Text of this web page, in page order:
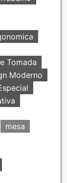
Tomada
Moderno
mesa